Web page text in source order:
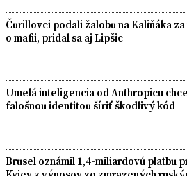
Čurillovci podali žalobu na Kaliňáka
o mafii, pridal sa aj Lipšic
Umelá inteligencia od Anthropicu
falošnou identitou šíriť škodlivý kód
Brusel oznámil 1,4-miliardovú platbu